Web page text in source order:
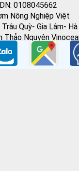
0108045662
Nông Nghiệp Việt
Quỳ- Gia Lâm-
Thảo Nguyên
Tông, Đa Tốn, Gia